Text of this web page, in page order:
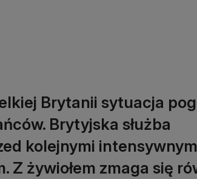
Brytanii sytuacja
Brytyjska służba
kolejnymi
Z żywiołem zmaga się